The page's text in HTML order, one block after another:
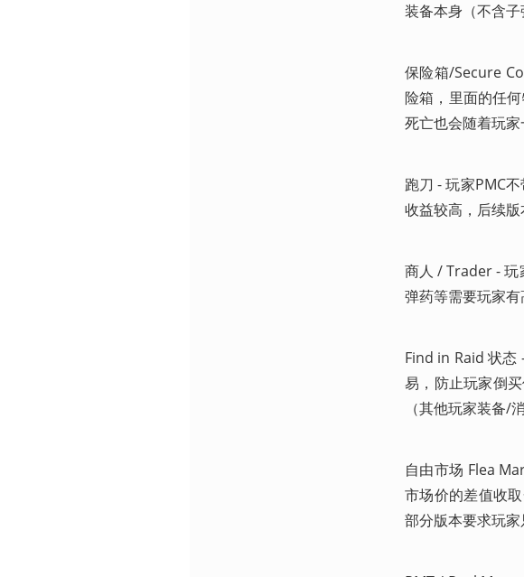
装备本身（不含
保险箱/Secure
险箱，里面的任
死亡也会随着玩家
跑刀 - 玩家PMC
收益较高，后续版
商人 / Trader - 玩
弹药等需要玩家有
Find in Raid 状态
易，防止玩家倒
（其他玩家装备/
自由市场 Flea
市场价的差值收
部分版本要求玩家